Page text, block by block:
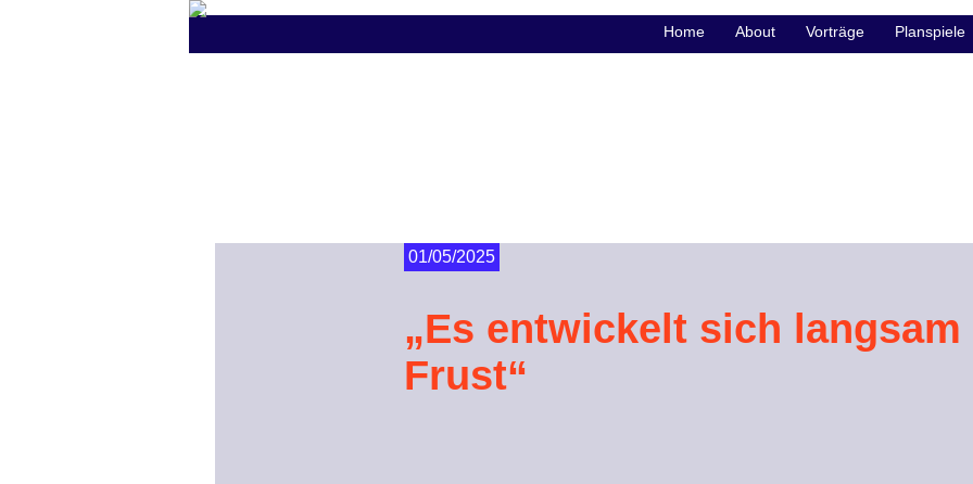
01/05/2025
„Es entwickelt sich langsam
Frust“
Home About Vorträge Planspiele